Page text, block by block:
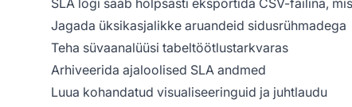
Jagada üksikasjalikke aruandeid sidusrühmadega
Teha süvaanalüüsi tabeltöötlustarkvaras
Arhiveerida ajaloolised SLA andmed
Luua kohandatud visualiseeringuid ja juhtlaudu